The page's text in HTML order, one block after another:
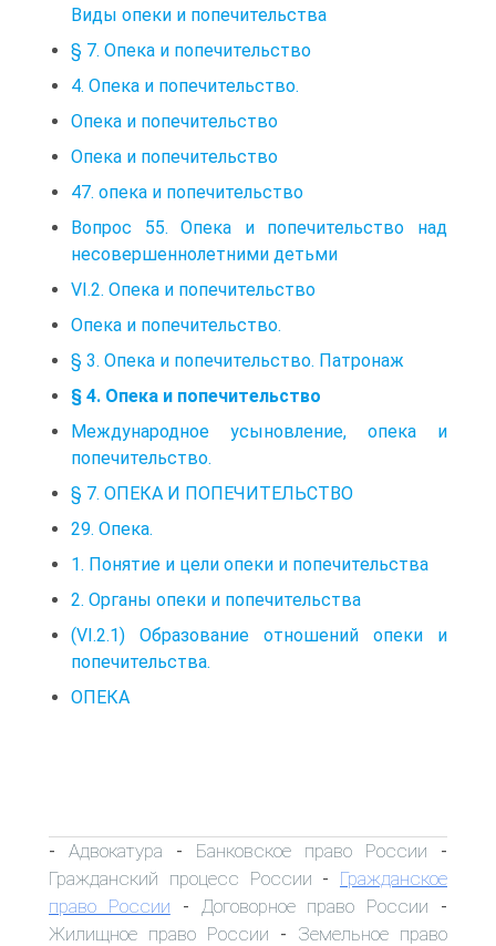
Виды опеки и попечительства
§ 7. Опека и попечительство
4. Опека и попечительство.
Опека и попечительство
Опека и попечительство
47. опека и попечительство
Вопрос 55. Опека и попечительство над
несовершеннолетними детьми
VI.2. Опека и попечительство
Опека и попечительство.
§ 3. Опека и попечительство. Патронаж
§ 4. Опека и попечительство
Международное усыновление, опека и
попечительство.
§ 7. ОПЕКА И ПОПЕЧИТЕЛЬСТВО
29. Опека.
1. Понятие и цели опеки и попечительства
2. Органы опеки и попечительства
(VI.2.1) Образование отношений опеки и
попечительства.
ОПЕКА
- Адвокатура - Банковское право России -
Гражданский процесс России - Гражданское
право России - Договорное право России -
Жилищное право России - Земельное право